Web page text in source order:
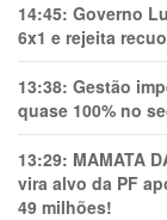
14:45: Governo
6x1 e rejeita
13:38: Gestão
quase 100% no
13:29: MAMATA
vira alvo da PF
49 milhões!